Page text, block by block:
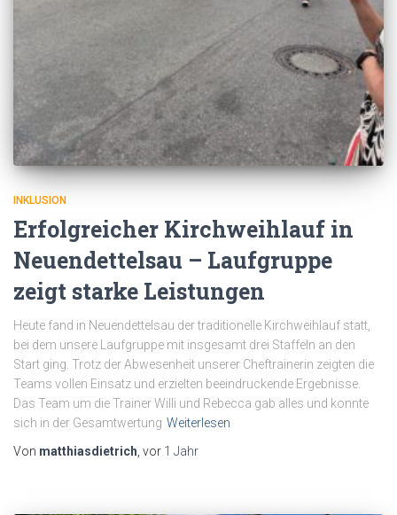
INKLUSION
Erfolgreicher Kirchweihlauf in
Neuendettelsau – Laufgruppe
zeigt starke Leistungen
Heute fand in Neuendettelsau der traditionelle Kirchweihlauf statt,
bei dem unsere Laufgruppe mit insgesamt drei Staffeln an den
Start ging. Trotz der Abwesenheit unserer Cheftrainerin zeigten die
Teams vollen Einsatz und erzielten beeindruckende Ergebnisse.
Das Team um die Trainer Willi und Rebecca gab alles und konnte
sich in der Gesamtwertung Weiterlesen
Von matthiasdietrich , vor 1 Jahr